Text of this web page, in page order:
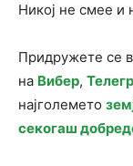
Никој не смее и
Придружете се
на Вибер,
најголемето
секогаш